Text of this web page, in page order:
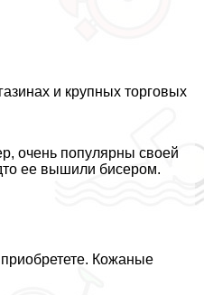
и крупных торговых
очень популярны своей
ее вышили бисером.
Кожаные